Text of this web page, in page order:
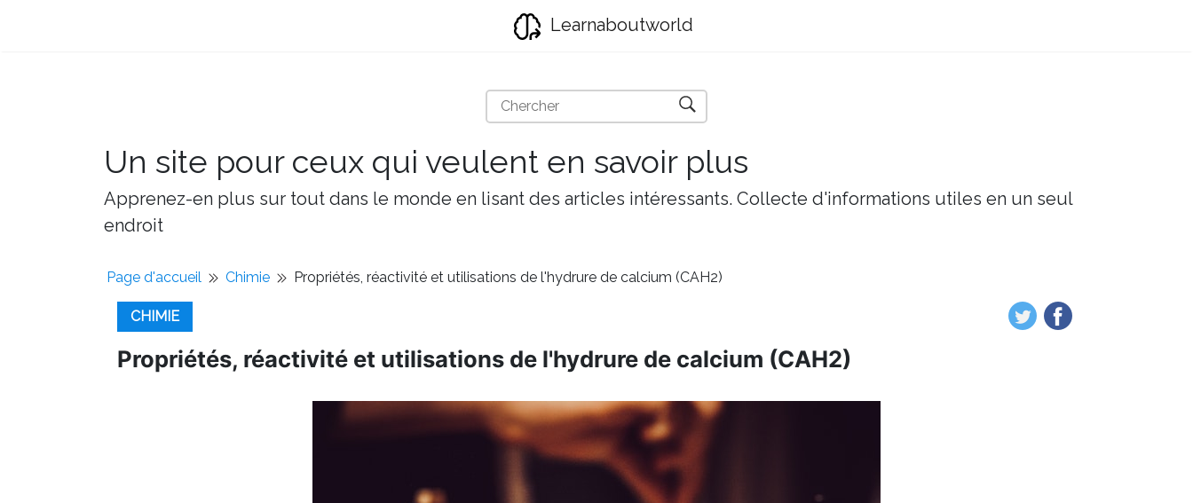
Learnaboutworld
Un site pour ceux qui veulent en savoir plus
Apprenez-en plus sur tout dans le monde en lisant des articles intéressants. Collecte d'informations utiles en un seul
endroit
Page d'accueil Chimie Propriétés, réactivité et utilisations de l'hydrure de calcium (CAH2)
CHIMIE
Propriétés, réactivité et utilisations de l'hydrure de calcium (CAH2)